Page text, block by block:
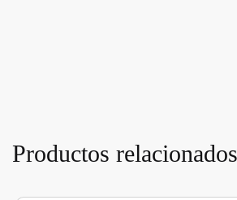
Productos relacionados